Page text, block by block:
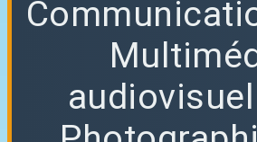
audiovisuel